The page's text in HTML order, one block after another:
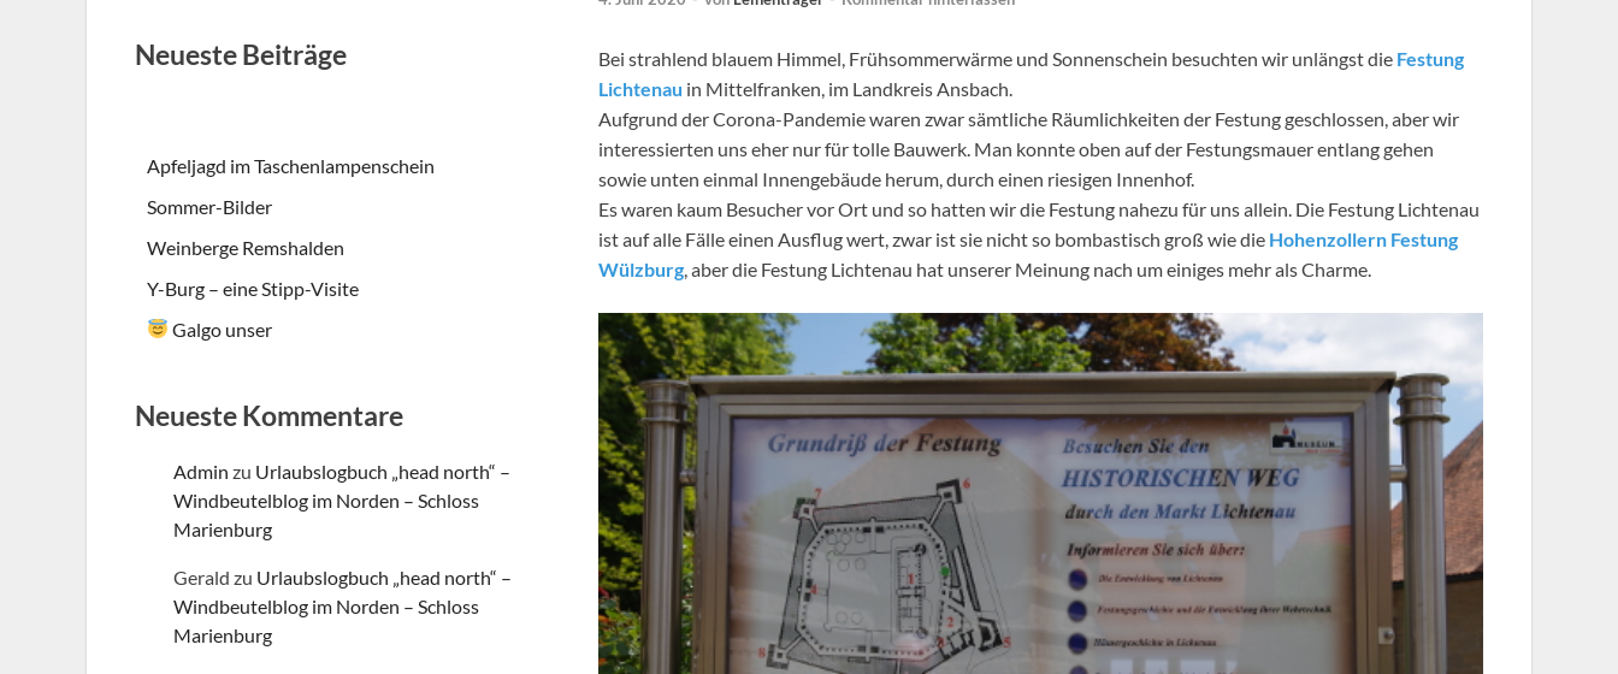
Bei strahlend blauem Himmel, Frühsommerwärme und Sonnenschein besuchten wir unlängst die Festung
Lichtenau in Mittelfranken, im Landkreis Ansbach.
Aufgrund der Corona-Pandemie waren zwar sämtliche Räumlichkeiten der Festung geschlossen, aber wir
interessierten uns eher nur für tolle Bauwerk. Man konnte oben auf der Festungsmauer entlang gehen
sowie unten einmal Innengebäude herum, durch einen riesigen Innenhof.
Es waren kaum Besucher vor Ort und so hatten wir die Festung nahezu für uns allein. Die Festung Lichtenau
ist auf alle Fälle einen Ausflug wert, zwar ist sie nicht so bombastisch groß wie die Hohenzollern Festung
Wülzburg, aber die Festung Lichtenau hat unserer Meinung nach um einiges mehr als Charme.
Neueste Beiträge
Apfeljagd im Taschenlampenschein
Sommer-Bilder
Weinberge Remshalden
Y-Burg – eine Stipp-Visite
Galgo unser
Neueste Kommentare
Admin zu Urlaubslogbuch „head north“ –
Windbeutelblog im Norden – Schloss
Marienburg
Gerald zu Urlaubslogbuch „head north“ –
Windbeutelblog im Norden – Schloss
Marienburg